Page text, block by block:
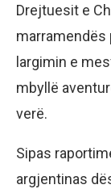
Drejtuesit e
marramendës
largimin e
mbyllë
verë.
Sipas
argjentinas